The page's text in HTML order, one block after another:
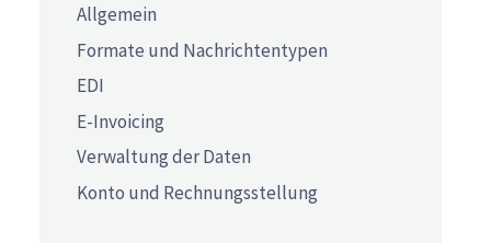
Allgemein
Formate und Nachrichtentypen
EDI
E-Invoicing
Verwaltung der Daten
Konto und Rechnungsstellung